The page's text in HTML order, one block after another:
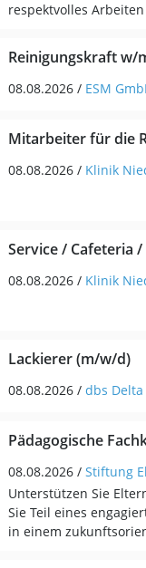
respektvolles
Reinigungskraft w/
08.08.2026 / ESM
Mitarbeiter für die
08.08.2026 / Klinik
Service / Cafeteria
08.08.2026 / Klinik
Lackierer (m/w/d)
08.08.2026 / dbs Delta
Pädagogische
08.08.2026 / Stiftung
Unterstützen Sie
Sie Teil eines
in einem